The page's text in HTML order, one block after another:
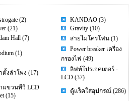
(2) KANDAO (3)
(21) Gravity (10)
Hall (7) สายไมโครโฟน (1)
(1)
Power breaker เครื่อง
กรองไฟ (49)
ตั้งลำโพง (17)
ลิฟท์โปรเจคเตอร์ -
LCD (37)
แขวนทีวี LCD
(15)
ตู้แร็คใส่อุปกรณ์ (286)